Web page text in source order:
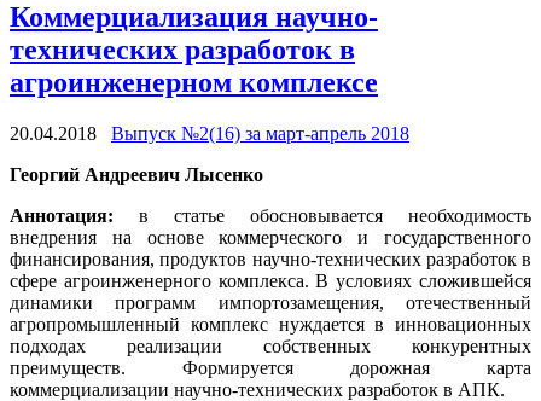
Коммерциализация научно-
технических разработок в
агроинженерном комплексе
20.04.2018
Выпуск №2(16) за март-апрель 2018
Георгий Андреевич Лысенко
Аннотация: в статье обосновывается необходимость
внедрения на основе коммерческого и государственного
финансирования, продуктов научно-технических разработок в
сфере агроинженерного комплекса. В условиях сложившейся
динамики программ импортозамещения, отечественный
агропромышленный комплекс нуждается в инновационных
подходах реализации собственных конкурентных
преимуществ. Формируется дорожная карта
коммерциализации научно-технических разработок в АПК.